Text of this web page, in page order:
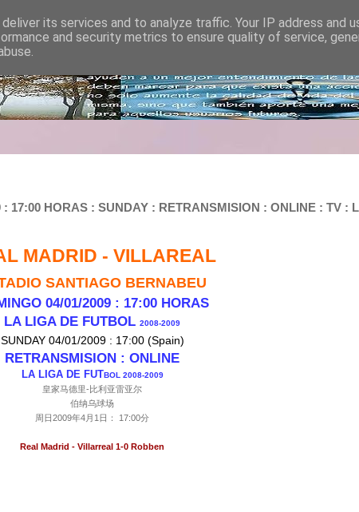
17:00 HORAS : SUNDAY : RETRANSMISION : ONLINE : TV :
MADRID - VILLAREAL
SANTIAGO BERNABEU
04/01/2009 : 17:00 HORAS
LA LIGA DE FUTBOL 2008-2009
SUNDAY 04/01/2009 : 17:00 (Spain)
RETRANSMISION : ONLINE
LA LIGA DE FUTBOL 2008-2009
皇家马德里-比利亚雷亚尔
伯纳乌球场
周日2009年4月1日： 17:00分
Real Madrid - Villarreal 1-0 Robben
its services and to analyze traffic. Your IP address and
and security metrics to ensure quality of service,